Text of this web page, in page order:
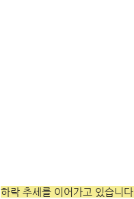
하락 추세를 이어가고 있습니다.